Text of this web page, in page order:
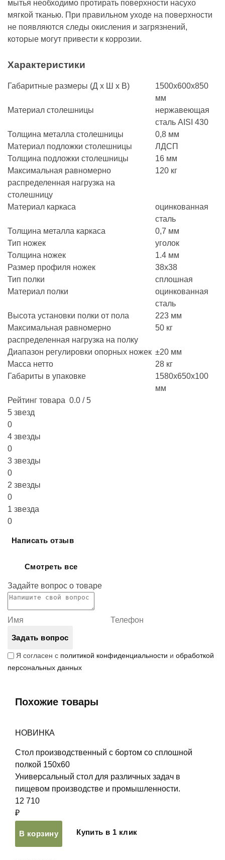
мытья необходимо протирать поверхности насухо
мягкой тканью. При правильном уходе на поверхности
не появляются следы окисления и загрязнений,
которые могут привести к коррозии.
Характеристики
Габаритные размеры (Д х Ш х В)
1500х600х850
мм
Материал столешницы
нержавеющая
сталь AISI 430
Толщина металла столешницы
0,8 мм
Материал подложки столешницы
ЛДСП
Толщина подложки столешницы
16 мм
Максимальная равномерно
распределенная нагрузка на
столешницу
120 кг
Материал каркаса
оцинкованная
сталь
Толщина металла каркаса
0,7 мм
Тип ножек
уголок
Толщина ножек
1.4 мм
Размер профиля ножек
38х38
Тип полки
сплошная
Материал полки
оцинкованная
сталь
Высота установки полки от пола
223 мм
Максимальная равномерно
распределенная нагрузка на полку
50 кг
Диапазон регулировки опорных ножек ±20 мм
Масса нетто
28 кг
Габариты в упаковке
1580х650х100
мм
Рейтинг товара 0.0 / 5
5 звезд
0
4 звезды
0
3 звезды
0
2 звезды
0
1 звезда
0
Написать отзыв
Смотреть все
Задайте вопрос о товаре
Задать вопрос
Я согласен с политикой конфиденциальности и обработкой
персональных данных
Похожие товары
НОВИНКА
Стол производственный с бортом со сплошной
полкой 150х60
Универсальный стол для различных задач в
пищевом производстве и промышленности.
12 710
₽
В корзину Купить в 1 клик